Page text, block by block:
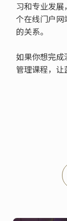
习和专业发
个在线门户
的关系。
如果你想完成
管理课程，让